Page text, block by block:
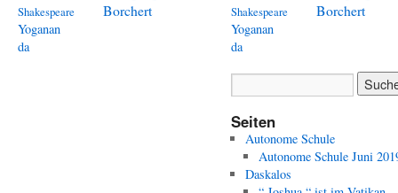
Shakespeare
Borchert
Yoganan
da
Shakespeare
Borchert
Yoganan
da
Seiten
Autonome Schule
Autonome Schule Juni
Daskalos